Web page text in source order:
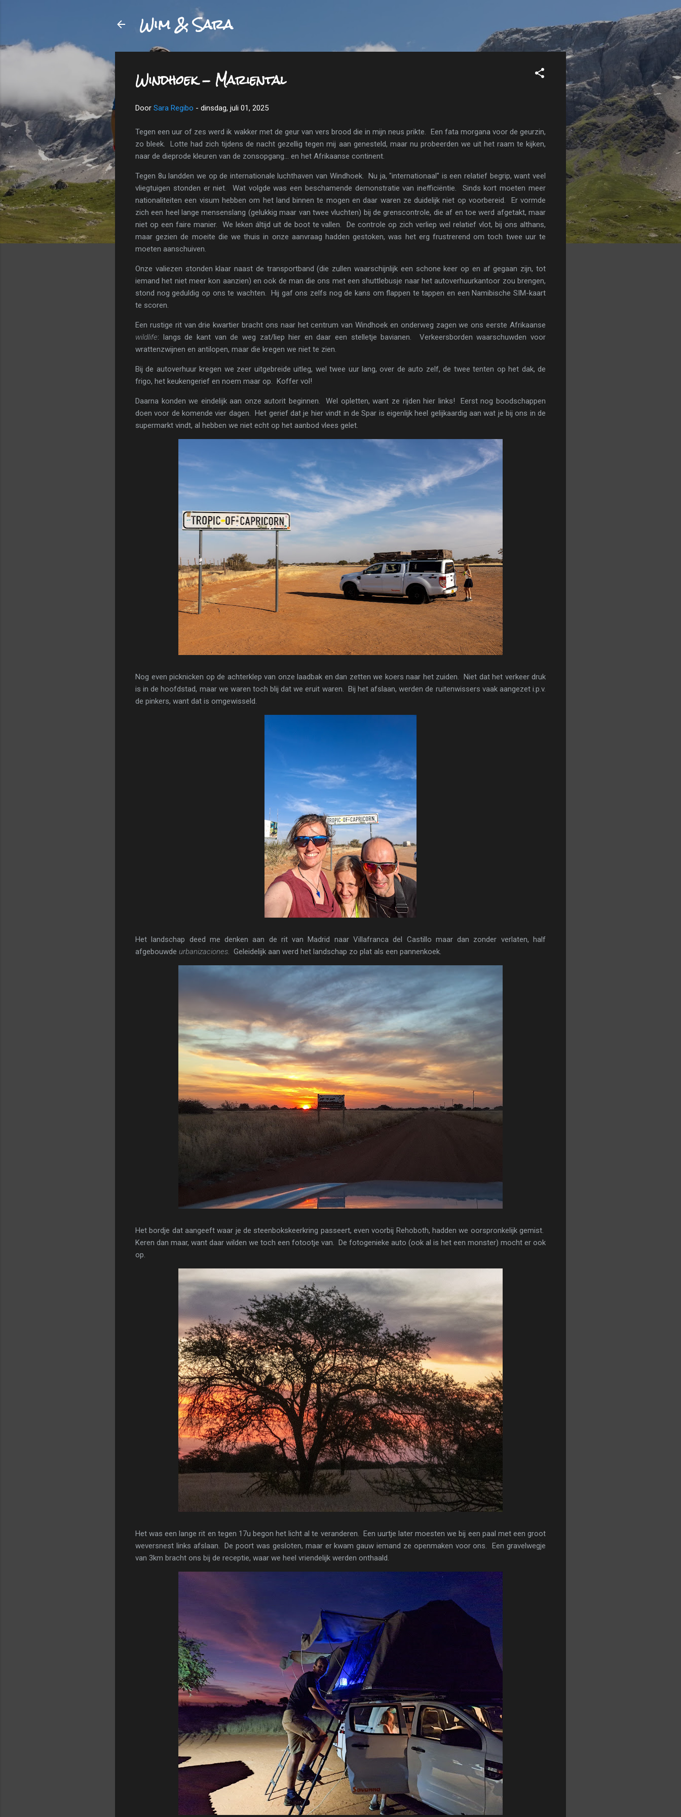
Wim & Sara
Windhoek - Mariental
Door Sara Regibo - dinsdag, juli 01, 2025
Tegen een uur of zes werd ik wakker met de geur van vers brood die in mijn neus prikte. Een fata morgana voor de geurzin,
zo bleek. Lotte had zich tijdens de nacht gezellig tegen mij aan genesteld, maar nu probeerden we uit het raam te kijken,
naar de dieprode kleuren van de zonsopgang... en het Afrikaanse continent.
Tegen 8u landden we op de internationale luchthaven van Windhoek. Nu ja, "internationaal" is een relatief begrip, want veel
vliegtuigen stonden er niet. Wat volgde was een beschamende demonstratie van inefficiëntie. Sinds kort moeten meer
nationaliteiten een visum hebben om het land binnen te mogen en daar waren ze duidelijk niet op voorbereid. Er vormde
zich een heel lange mensenslang (gelukkig maar van twee vluchten) bij de grenscontrole, die af en toe werd afgetakt, maar
niet op een faire manier. We leken áltijd uit de boot te vallen. De controle op zich verliep wel relatief vlot, bij ons althans,
maar gezien de moeite die we thuis in onze aanvraag hadden gestoken, was het erg frustrerend om toch twee uur te
moeten aanschuiven.
Onze valiezen stonden klaar naast de transportband (die zullen waarschijnlijk een schone keer op en af gegaan zijn, tot
iemand het niet meer kon aanzien) en ook de man die ons met een shuttlebusje naar het autoverhuurkantoor zou brengen,
stond nog geduldig op ons te wachten. Hij gaf ons zelfs nog de kans om flappen te tappen en een Namibische SIM-kaart
te scoren.
Een rustige rit van drie kwartier bracht ons naar het centrum van Windhoek en onderweg zagen we ons eerste Afrikaanse
wildlife: langs de kant van de weg zat/liep hier en daar een stelletje bavianen. Verkeersborden waarschuwden voor
wrattenzwijnen en antilopen, maar die kregen we niet te zien.
Bij de autoverhuur kregen we zeer uitgebreide uitleg, wel twee uur lang, over de auto zelf, de twee tenten op het dak, de
frigo, het keukengerief en noem maar op. Koffer vol!
Daarna konden we eindelijk aan onze autorit beginnen. Wel opletten, want ze rijden hier links! Eerst nog boodschappen
doen voor de komende vier dagen. Het gerief dat je hier vindt in de Spar is eigenlijk heel gelijkaardig aan wat je bij ons in de
supermarkt vindt, al hebben we niet echt op het aanbod vlees gelet.
Nog even picknicken op de achterklep van onze laadbak en dan zetten we koers naar het zuiden. Niet dat het verkeer druk
is in de hoofdstad, maar we waren toch blij dat we eruit waren. Bij het afslaan, werden de ruitenwissers vaak aangezet i.p.v.
de pinkers, want dat is omgewisseld.
Het landschap deed me denken aan de rit van Madrid naar Villafranca del Castillo maar dan zonder verlaten, half
afgebouwde urbanizaciones. Geleidelijk aan werd het landschap zo plat als een pannenkoek.
Het bordje dat aangeeft waar je de steenbokskeerkring passeert, even voorbij Rehoboth, hadden we oorspronkelijk gemist.
Keren dan maar, want daar wilden we toch een fotootje van. De fotogenieke auto (ook al is het een monster) mocht er ook
op.
Het was een lange rit en tegen 17u begon het licht al te veranderen. Een uurtje later moesten we bij een paal met een groot
weversnest links afslaan. De poort was gesloten, maar er kwam gauw iemand ze openmaken voor ons. Een gravelwegje
van 3km bracht ons bij de receptie, waar we heel vriendelijk werden onthaald.